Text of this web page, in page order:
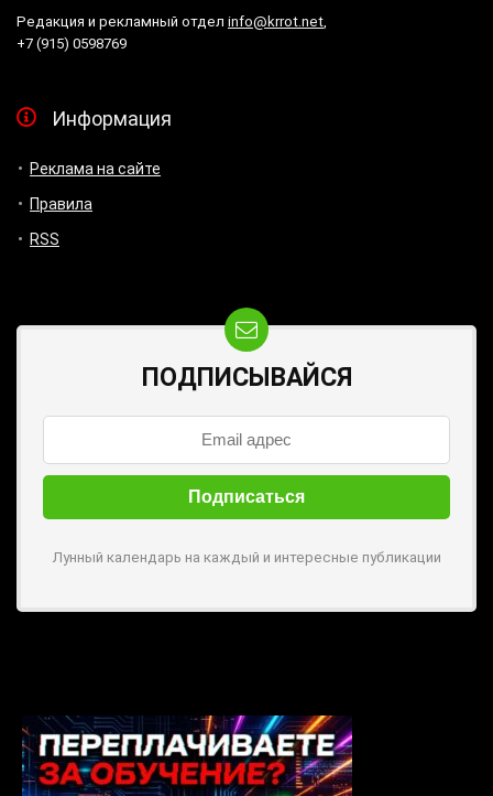
Редакция и рекламный отдел info@krrot.net
+7 (915) 0598769
Информация
Реклама на сайте
Правила
RSS
ПОДПИСЫВАЙСЯ
Лунный календарь на каждый и интересные публикации